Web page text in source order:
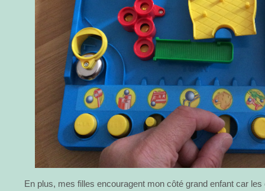
En plus, mes filles encouragent mon côté grand enfant car les